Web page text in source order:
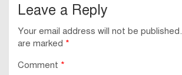
Leave a Reply
Your email address will not be published.
are marked *
Comment *